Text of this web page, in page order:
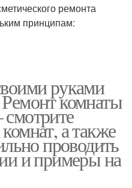
ремонта
принципам:
руками
комнаты
а также
проводить
и примеры на